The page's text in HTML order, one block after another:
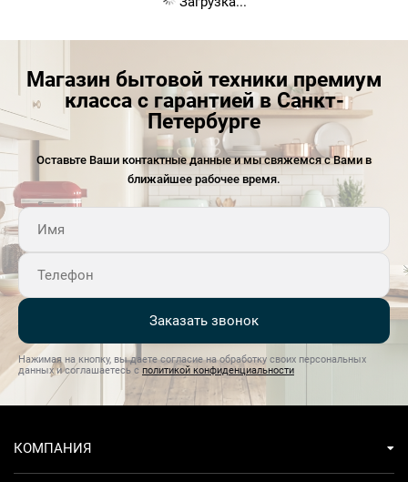
Магазин бытовой техники премиум
класса с гарантией в Санкт-
Петербурге
Оставьте Ваши контактные данные и мы свяжемся с Вами в
ближайшее рабочее время.
Заказать звонок
Нажимая на кнопку, вы даете согласие на обработку своих персональных
данных и соглашаетесь с политикой конфиденциальности
КОМПАНИЯ